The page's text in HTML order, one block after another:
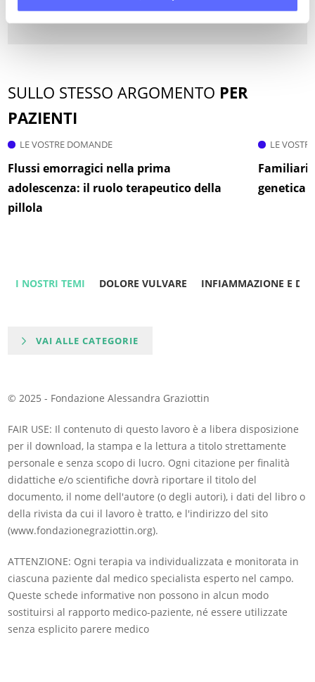
SULLO STESSO ARGOMENTO PER
PAZIENTI
LE VOSTRE DOMANDE
Flussi emorragici nella prima
adolescenza: il ruolo terapeutico della
pillola
LE
genetica
I NOSTRI TEMI DOLORE VULVARE INFIAMMAZIONE E
VAI ALLE CATEGORIE
© 2025 - Fondazione Alessandra Graziottin
FAIR USE: Il contenuto di questo lavoro è a libera disposizione
per il download, la stampa e la lettura a titolo strettamente
personale e senza scopo di lucro. Ogni citazione per finalità
didattiche e/o scientifiche dovrà riportare il titolo del
documento, il nome dell'autore (o degli autori), i dati del libro o
della rivista da cui il lavoro è tratto, e l'indirizzo del sito
(www.fondazionegraziottin.org).
ATTENZIONE: Ogni terapia va individualizzata e monitorata in
ciascuna paziente dal medico specialista esperto nel campo.
Queste schede informative non possono in alcun modo
sostituirsi al rapporto medico-paziente, né essere utilizzate
senza esplicito parere medico